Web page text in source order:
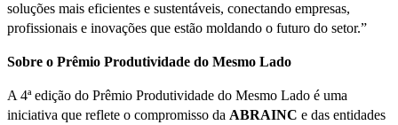
soluções mais eficientes e sustentáveis, conectando empresas,
profissionais e inovações que estão moldando o futuro do setor.”
Sobre o Prêmio Produtividade do Mesmo Lado
A 4ª edição do Prêmio Produtividade do Mesmo Lado é uma
iniciativa que reflete o compromisso da ABRAINC e das entidades